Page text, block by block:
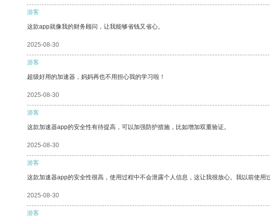
游客
这款app就像我的财务顾问，让我能够省钱又省心。
2025-08-30
游客
超级好用的加速器，妈妈再也不用担心我的学习啦！
2025-08-30
游客
这款加速器app的安全性有待提高，可以加强防护措施，比如增加双重验证。
2025-08-30
游客
这款加速器app的安全性很高，使用过程中不会泄露个人信息，这让我很放心。我以前使
2025-08-30
游客